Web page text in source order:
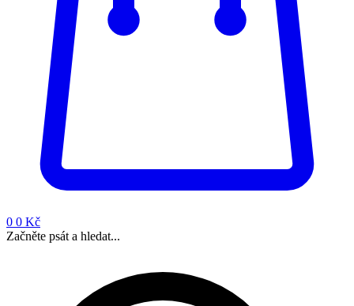
0 0 Kč
Začněte psát a hledat...